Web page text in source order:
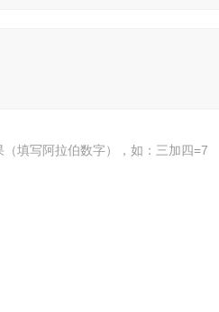
填写阿拉伯数字），如：三加四=7